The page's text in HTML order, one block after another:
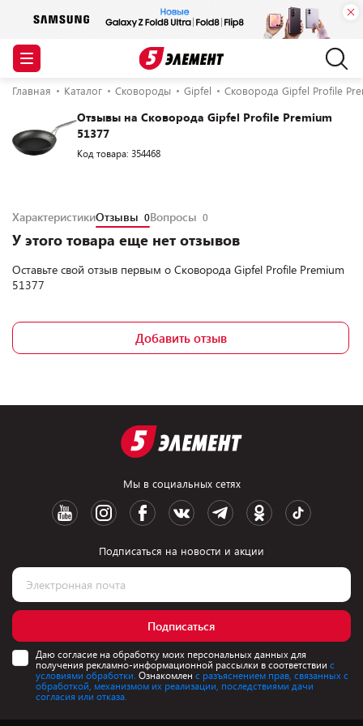
Главная Каталог Сковороды Gipfel Сковорода Gipfel Profile
Отзывы на Сковорода Gipfel Profile Premium
51377
Код товара: 354468
ХарактеристикиОтзывы 0Вопросы 0
У этого товара еще нет отзывов
Оставьте свой отзыв первым о Сковорода Gipfel Profile Premium
51377
Добавить отзыв
Мы в социальных сетях
Подписаться на новости и акции
Подписаться
Даю согласие на обработку моих персональных данных для
получения рекламно-информационной рассылки в соответствии с
условиями обработки. Ознакомлен с разъяснением прав, связанных с
обработкой, механизмом их реализации, последствиями дачи
согласия или отказа.